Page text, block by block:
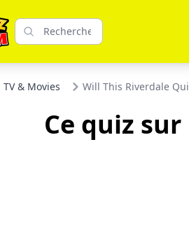
TV & Movies Will This Riverdale
Ce quiz